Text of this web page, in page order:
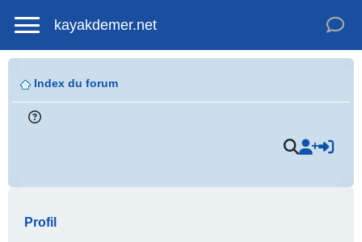
kayakdemer.net
Index du forum
Profil